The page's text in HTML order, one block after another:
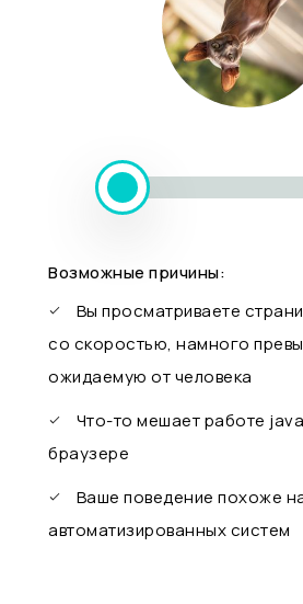
Возможные причины:
Вы просматриваете
со скоростью, намного
ожидаемую от человека
Что-то мешает работе
браузере
Ваше поведение похоже
автоматизированных систем